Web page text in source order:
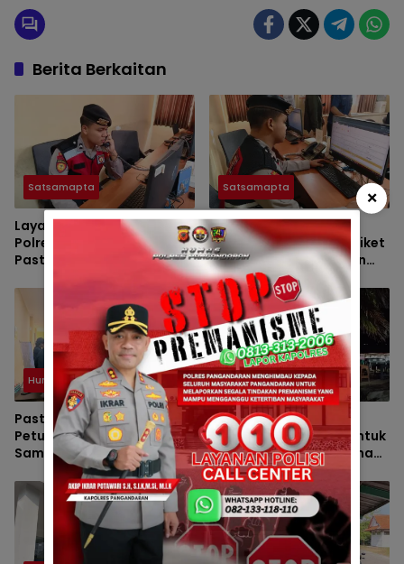
Berita Berkaitan
Satsamapta
Layanan 110 Siap 24 Jam,
Polres Pangandaran
Pastikan Respon Cepat
Setiap Laporan
Masyarakat
Satsamapta
Cegah Gangguan
Kamtibmas, Petugas Piket
110 Polres Pangandaran
Perketat Pengawasan
Layanan Darurat
Humas
Pastikan Aman dan Steril,
Petugas Piket Sat
Samapta Polres
Pangandaran Cek Rutin
Ruang Tahanan
Satsamapta
utama Sat Samapta
Polres Pangandaran untuk
menghadirkan rasa aman
dan tertib bagi seluruh
masyarakat Kabupaten
Pangandaran.
×